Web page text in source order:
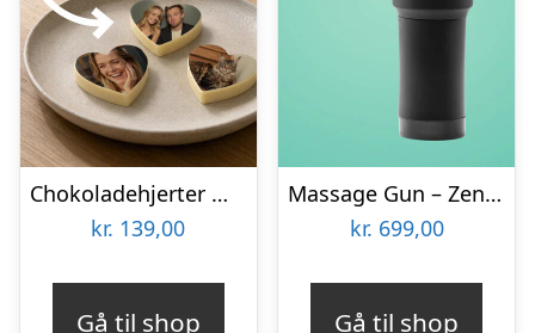
Chokoladehjerter med foto – 3-pak
kr. 139,00
Gå til shop
Massage Gun – Zenkuru
kr. 699,00
Gå til shop